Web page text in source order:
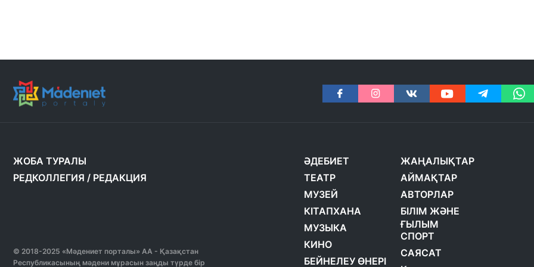
ЖОБА ТУРАЛЫ
РЕДКОЛЛЕГИЯ / РЕДАКЦИЯ
© 2018-2025 «Мәдениет порталы» АА - Қазақстан
Республикасының мәдени мұрасын заңды түрде бір
ӘДЕБИЕТ
ТЕАТР
МУЗЕЙ
КІТАПХАНА
МУЗЫКА
КИНО
БЕЙНЕЛЕУ ӨНЕРІ
ЖАҢАЛЫҚТАР
АЙМАҚТАР
АВТОРЛАР
БІЛІМ ЖӘНЕ
ҒЫЛЫМ
СПОРТ
САЯСАТ